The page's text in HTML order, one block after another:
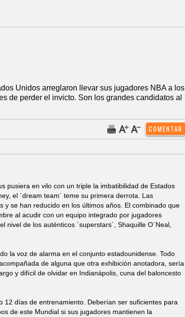
Unidos arreglaron llevar sus jugadores NBA a los
de perder el invicto. Son los grandes candidatos al
pusiera en vilo con un triple la imbatibilidad de Estados
el ´dream team´ teme su primera derrota. Las
y se han reducido en los últimos años. El combinado que
al acudir con un equipo integrado por jugadores
nivel de los auténticos ´superstars´, Shaquille O´Neal,
la voz de alarma en el conjunto estadounidense. Todo
de alguna que otra exhibición anotadora, sería
y difícil de olvidar en Indianápolis, cuna del baloncesto
12 días de entrenamiento. Deberían ser suficientes para
de este Mundial si sus jugadores mantienen la